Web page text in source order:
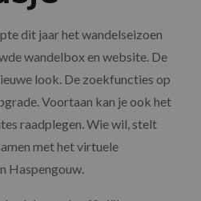
dit jaar het wandelseizoen
wandelbox en website. De
look. De zoekfuncties op
Voortaan kan je ook het
raadplegen. Wie wil, stelt
met het virtuele
Haspengouw.